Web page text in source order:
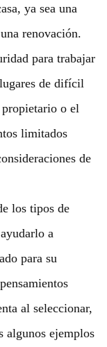
ya sea una
renovación.
para trabajar
de difícil
o el
limitados
de
los tipos de
a
para su
al seleccionar,
algunos ejemplos